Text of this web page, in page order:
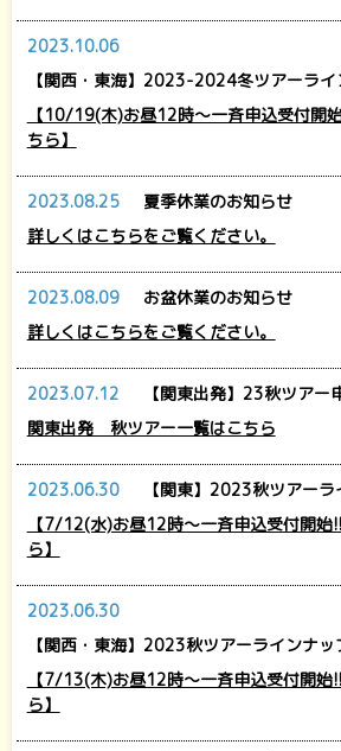
2023.10.06
【関西・東海】2023-2024冬ツアーラ
【10/19(木)お昼12時～一斉申込受付開
ちら】
2023.08.25
夏季休業のお知らせ
詳しくはこちらをご覧ください。
2023.08.09
お盆休業のお知らせ
詳しくはこちらをご覧ください。
2023.07.12
【関東出発】23秋ツアー
関東出発 秋ツアー一覧はこちら
2023.06.30
【関東】2023秋ツアー
【7/12(水)お昼12時～一斉申込受付開始
ら】
2023.06.30
【関西・東海】2023秋ツアーラインナッ
【7/13(木)お昼12時～一斉申込受付開始
ら】